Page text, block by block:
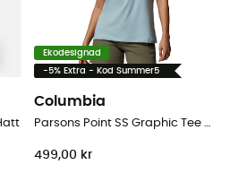
Ekodesignad
-5% Extra - Kod Summer5
Columbia
Parsons Point SS Graphic Tee - T-shirt - Dam
499,00 kr